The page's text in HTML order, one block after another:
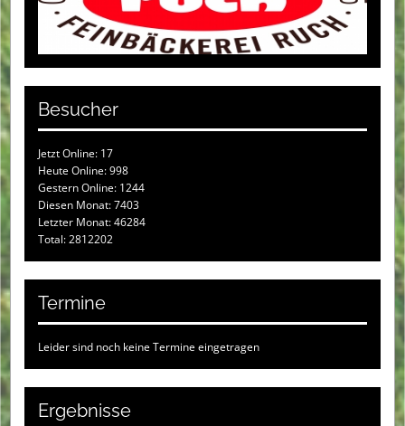
Besucher
Jetzt Online: 17
Heute Online: 998
Gestern Online: 1244
Diesen Monat: 7403
Letzter Monat: 46284
Total: 2812202
Termine
Leider sind noch keine Termine eingetragen
Ergebnisse